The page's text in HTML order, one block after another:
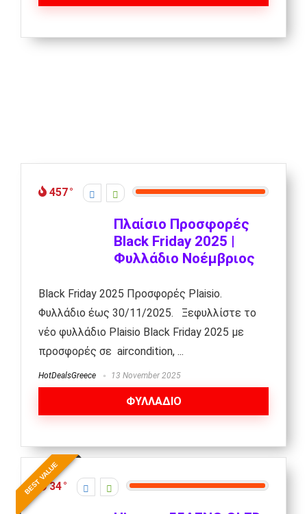
457
Πλαίσιο Προσφορές
Black Friday 2025 |
Φυλλάδιο Νοέμβριος
Black Friday 2025 Προσφορές Plaisio.
Φυλλάδιο έως 30/11/2025. Ξεφυλλίστε το
νέο φυλλάδιο Plaisio Black Friday 2025 με
προσφορές σε aircondition, ...
HotDealsGreece 13 November 2025
ΦΥΛΛΑΔΙΟ
BEST VALUE
34